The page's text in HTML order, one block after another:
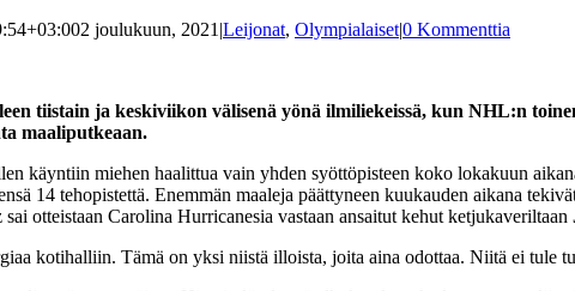
2 joulukuun, 2021|Leijonat, Olympialaiset|0 Kommenttia
tiistain ja keskiviikon välisenä yönä ilmiliekeissä, kun NHL:n
maaliputkeaan.
käyntiin miehen haalittua vain yhden syöttöpisteen koko lokakuun
14 tehopistettä. Enemmän maaleja päättyneen kuukauden aikana
otteistaan Carolina Hurricanesia vastaan ansaitut kehut ketjukaveriltaan
kotihalliin. Tämä on yksi niistä illoista, joita aina odottaa. Niitä ei tule